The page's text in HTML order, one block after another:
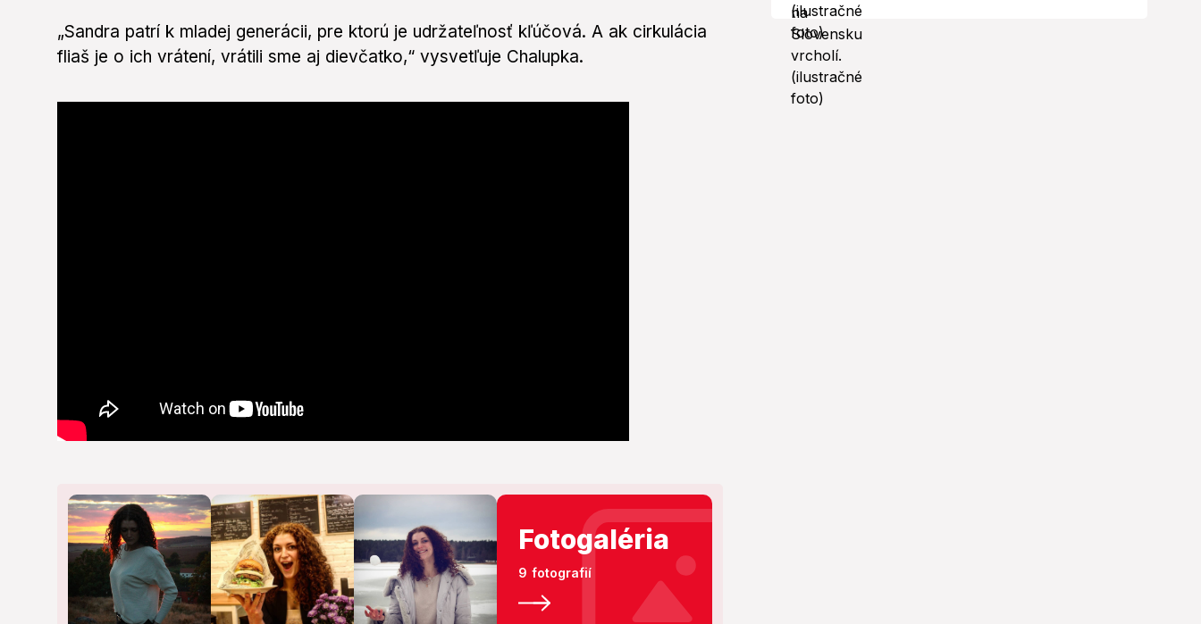
„Sandra patrí k mladej generácii, pre ktorú je udržateľnosť kľúčová. A ak cirkulácia
fliaš je o ich vrátení, vrátili sme aj dievčatko,“ vysvetľuje Chalupka.
Fotogaléria
9 fotografií